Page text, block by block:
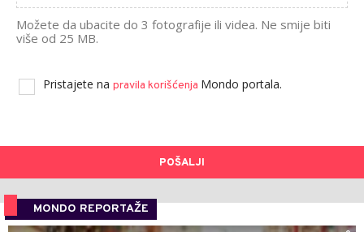
Možete da ubacite do 3 fotografije ili videa. Ne smije biti
više od 25 MB.
Pristajete na pravila korišćenja Mondo portala.
POŠALJI
MONDO REPORTAŽE